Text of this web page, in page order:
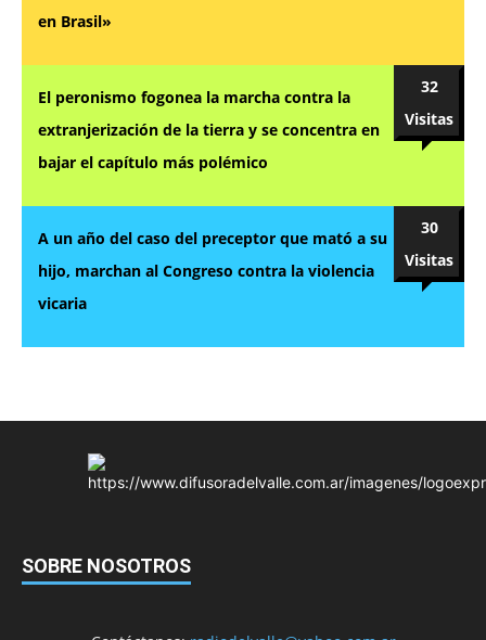
en Brasil»
El peronismo fogonea la marcha contra la
extranjerización de la tierra y se concentra en
bajar el capítulo más polémico
32
Visitas
A un año del caso del preceptor que mató a su
hijo, marchan al Congreso contra la violencia
vicaria
30
Visitas
SOBRE NOSOTROS